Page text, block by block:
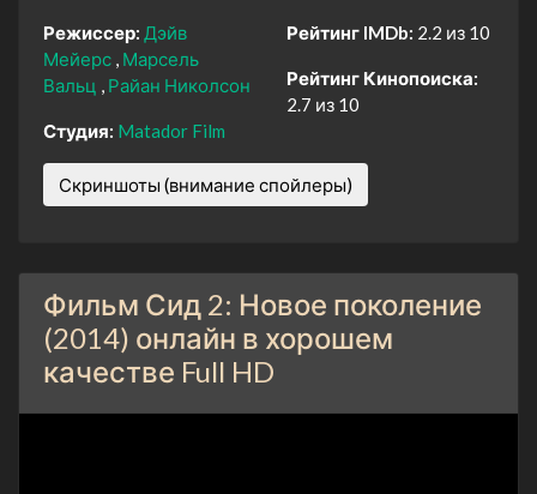
Режиссер: Дэйв
Мейерс Марсель
Вальц
Райан Николсон
Студия: Matador Film
Рейтинг IMDb: 2.2 из 10
Рейтинг Кинопоиска:
2.7 из 10
Скриншоты (внимание спойлеры)
Фильм Сид 2: Новое поколение
(2014) онлайн в хорошем
качестве Full HD